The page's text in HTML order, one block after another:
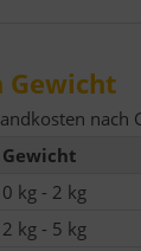
Gewicht
nach
Gewicht
0 kg - 2 kg
2 kg - 5 kg